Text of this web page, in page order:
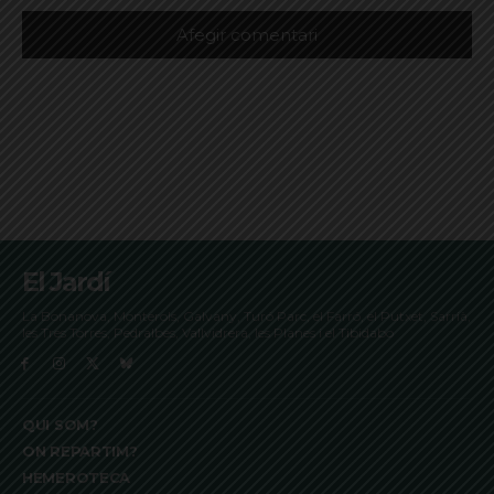
El Jardí
La Bonanova, Monterols, Galvany, Turó Parc, el Farró, el Putxet, Sarrià,
les Tres Torres, Pedralbes, Vallvidrera, les Planes i el Tibidabo
QUI SOM?
ON REPARTIM?
HEMEROTECA